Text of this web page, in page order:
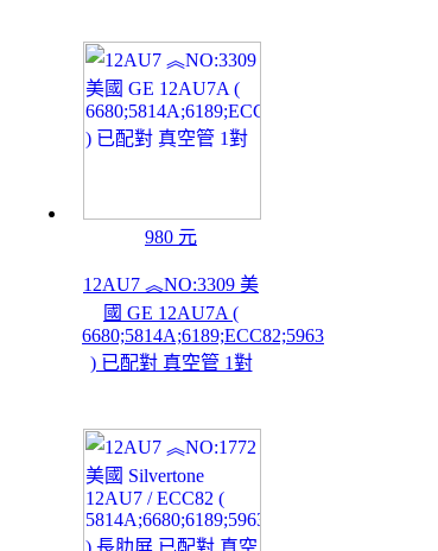
980 元
12AU7 ︽NO:3309 美
國 GE 12AU7A (
6680;5814A;6189;ECC82;5963
) 已配對 真空管 1對